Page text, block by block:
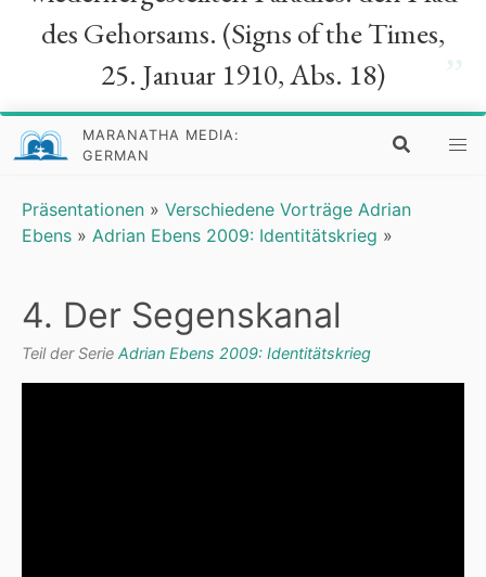
des Gehorsams. (Signs of the Times,
25. Januar 1910, Abs. 18)
MARANATHA MEDIA:
GERMAN
Präsentationen » Verschiedene Vorträge Adrian
Ebens » Adrian Ebens 2009: Identitätskrieg »
4. Der Segenskanal
Teil der Serie Adrian Ebens 2009: Identitätskrieg